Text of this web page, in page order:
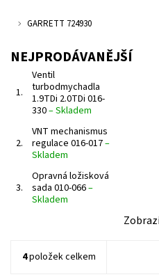
GARRETT 724930
NEJPRODÁVANĚJŠÍ
1.
Ventil
turbodmychadla
1.9TDi 2.0TDi 016-
330–Skladem
2.
VNT mechanismus
regulace 016-017–
Skladem
3.
Opravná ložisková
sada 010-066–
Skladem
4položek celkem